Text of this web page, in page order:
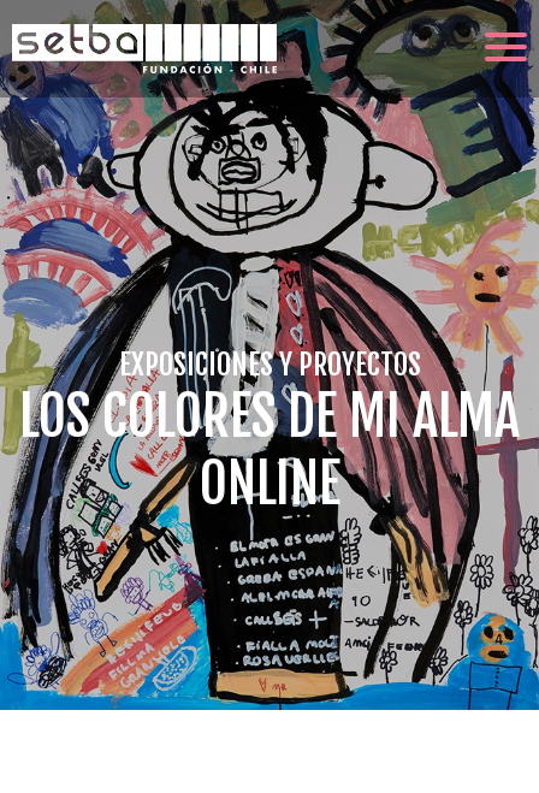
EXPOSICIONES Y PROYECTOS
LOS COLORES DE MI ALMA
ONLINE